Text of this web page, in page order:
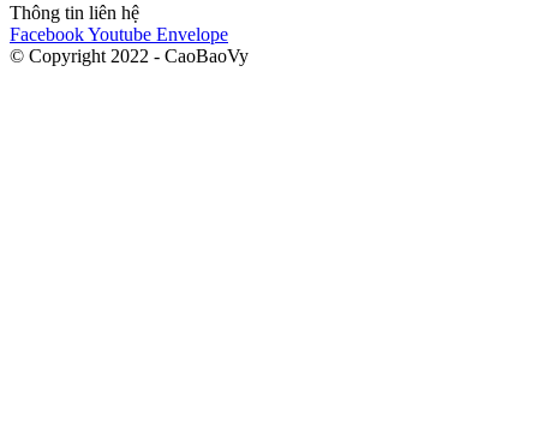
Thông tin liên hệ
FacebookYoutube Envelope
© Copyright 2022 - CaoBaoVy